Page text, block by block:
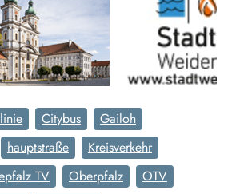
Citybus
Gailoh
hauptstraße
Kreisverkehr
TV Oberpfalz
OTV